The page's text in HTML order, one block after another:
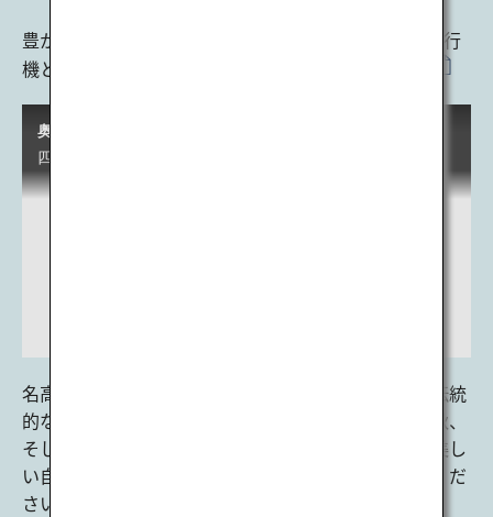
豊かな自然、美しい季節の移ろい、郷土料理など、飛行
機と電車で行く東北の魅力を動画でご紹介します。
奥ゆかしき、東北/Graceful Tohoku
名高いお城や雄大な自然を背景に桜が開花する春、
伝統
的なお祭りや花火が街中を彩る夏、
山々が紅葉する秋、
そして冬は幻想的な雪景色に様変わり。
四季折々の美し
い自然に囲まれた
魅力たっぷりの東北へぜひお越しくだ
さい。